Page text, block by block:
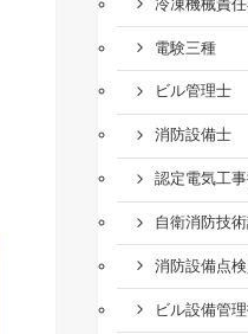
冷凍機械責
電験三種
ビル管理士
消防設備士
認定電気工
自衛消防技
消防設備点
ビル設備管